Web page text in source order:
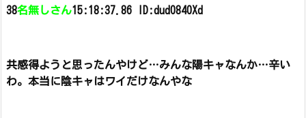
38名無しさん15:18:37.86 ID:dud0840Xd
共感得ようと思ったんやけど…みんな陽キャなんか…辛い
わ。 本当に陰キャはワイだけなんやな